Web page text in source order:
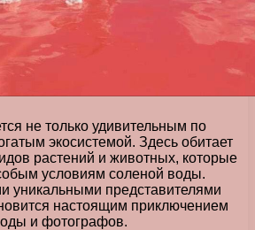
не только удивительным по
экосистемой. Здесь обитает
растений и животных, которые
условиям соленой воды.
уникальными представителями
настоящим приключением
и фотографов.